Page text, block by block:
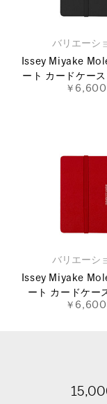
バリエーシ
Issey Miyake
ート カードケー
￥6,600
バリエーシ
Issey Miyake
ート カードケー
￥6,600